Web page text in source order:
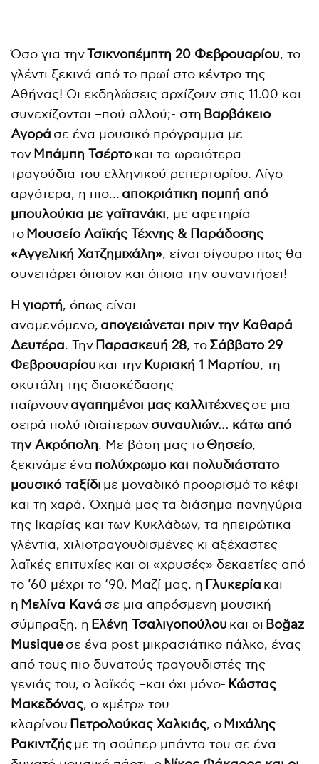
Όσο για τηνΤσικνοπέμπτη 20 Φεβρουαρίου, το
γλέντι ξεκινά από το πρωί στο κέντρο της
Αθήνας! Οι εκδηλώσεις αρχίζουν στις 11.00 και
συνεχίζονται –πού αλλού;- στη Βαρβάκειο
Αγορά σε ένα μουσικό πρόγραμμα με
τον Μπάμπη Τσέρτοκαι τα ωραιότερα
τραγούδια του ελληνικού ρεπερτορίου. Λίγο
αργότερα, η πιο… αποκριάτικη πομπή από
μπουλούκια με γαϊτανάκι, με αφετηρία
το Μουσείο Λαϊκής Τέχνης & Παράδοσης
«Αγγελική Χατζημιχάλη», είναι σίγουρο πως θα
συνεπάρει όποιον και όποια την συναντήσει!
Ηγιορτή, όπως είναι
αναμενόμενο, απογειώνεται πριν την Καθαρά
Δευτέρα. Την Παρασκευή 28, τοΣάββατο 29
Φεβρουαρίου και την Κυριακή 1 Μαρτίου, τη
σκυτάλη της διασκέδασης
παίρνουναγαπημένοι μας καλλιτέχνεςσε μια
σειρά πολύ ιδιαίτερωνσυναυλιών… κάτω από
την Ακρόπολη. Με βάση μας τοΘησείο,
ξεκινάμε ένα πολύχρωμο και πολυδιάστατο
μουσικό ταξίδι με μοναδικό προορισμό το κέφι
και τη χαρά. Όχημά μας τα διάσημα πανηγύρια
της Ικαρίας και των Κυκλάδων, τα ηπειρώτικα
γλέντια, χιλιοτραγουδισμένες κι αξέχαστες
λαϊκές επιτυχίες και οι «χρυσές» δεκαετίες από
το ’60 μέχρι το ‘90. Μαζί μας, η Γλυκερία και
η Μελίνα Κανά σε μια απρόσμενη μουσική
σύμπραξη, η Ελένη Τσαλιγοπούλου και οι Boğaz
Musiqueσε ένα post μικρασιάτικο πάλκο, ένας
από τους πιο δυνατούς τραγουδιστές της
γενιάς του, ο λαϊκός –και όχι μόνο- Κώστας
Μακεδόνας, ο «μέτρ» του
κλαρίνου Πετρολούκας Χαλκιάς, ο Μιχάλης
Ρακιντζήςμε τη σούπερ μπάντα του σε ένα